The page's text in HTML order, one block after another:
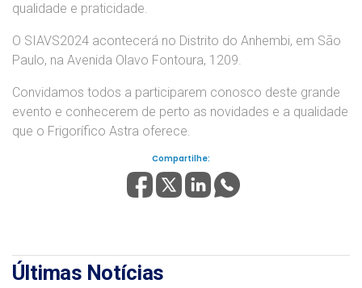
qualidade e praticidade.
O SIAVS2024 acontecerá no Distrito do Anhembi, em São
Paulo, na Avenida Olavo Fontoura, 1209.
Convidamos todos a participarem conosco deste grande
evento e conhecerem de perto as novidades e a qualidade
que o Frigorífico Astra oferece.
Compartilhe:
Últimas Notícias